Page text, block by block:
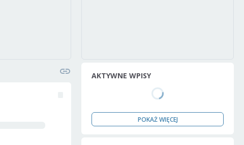
AKTYWNE WPISY
POKAŻ WIĘCEJ